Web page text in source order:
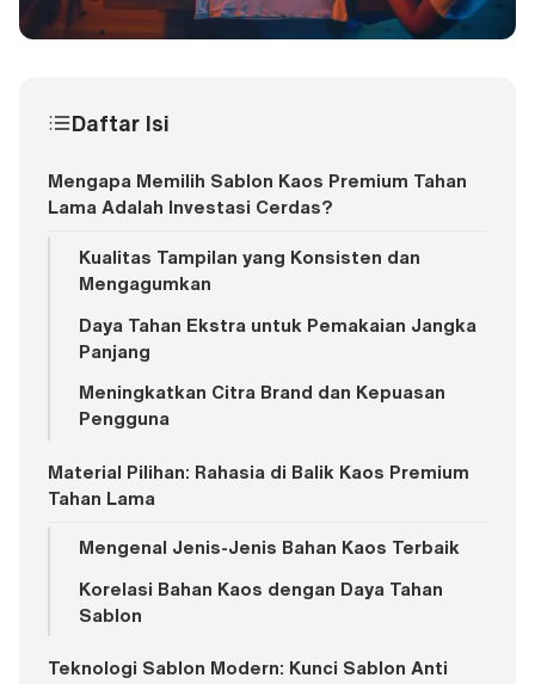
Daftar Isi
Mengapa Memilih Sablon Kaos Premium Tahan
Lama Adalah Investasi Cerdas?
Kualitas Tampilan yang Konsisten dan
Mengagumkan
Daya Tahan Ekstra untuk Pemakaian Jangka
Panjang
Meningkatkan Citra Brand dan Kepuasan
Pengguna
Material Pilihan: Rahasia di Balik Kaos Premium
Tahan Lama
Mengenal Jenis-Jenis Bahan Kaos Terbaik
Korelasi Bahan Kaos dengan Daya Tahan
Sablon
Teknologi Sablon Modern: Kunci Sablon Anti